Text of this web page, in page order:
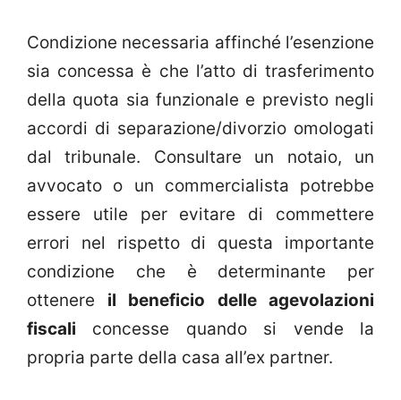
Condizione necessaria affinché l’esenzione
sia concessa è che l’atto di trasferimento
della quota sia funzionale e previsto negli
accordi di separazione/divorzio omologati
dal tribunale. Consultare un notaio, un
avvocato o un commercialista potrebbe
essere utile per evitare di commettere
errori nel rispetto di questa importante
condizione che è determinante per
ottenere il beneficio delle agevolazioni
fiscali concesse quando si vende la
propria parte della casa all’ex partner.